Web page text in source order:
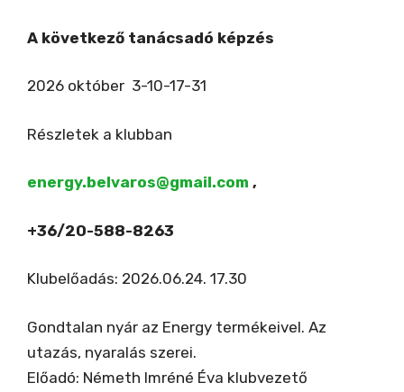
A következő tanácsadó képzés
2026 október 3-10-17-31
Részletek a klubban
energy.belvaros@gmail.com ,
+36/20-588-8263
Klubelőadás: 2026.06.24. 17.30
Gondtalan nyár az Energy termékeivel. Az
utazás, nyaralás szerei.
Előadó: Németh Imréné Éva klubvezető